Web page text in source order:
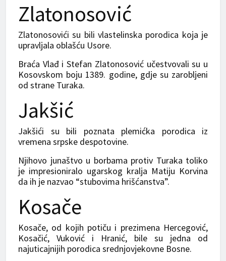
Zlatonosović
Zlatonosovići su bili vlastelinska porodica koja je
upravljala oblašću Usore.
Braća Vlađ i Stefan Zlatonosović učestvovali su u
Kosovskom boju 1389. godine, gdje su zarobljeni
od strane Turaka.
Jakšić
Jakšići su bili poznata plemićka porodica iz
vremena srpske despotovine.
Njihovo junaštvo u borbama protiv Turaka toliko
je impresioniralo ugarskog kralja Matiju Korvina
da ih je nazvao “stubovima hrišćanstva”.
Kosače
Kosače, od kojih potiču i prezimena Hercegović,
Kosačić, Vuković i Hranić, bile su jedna od
najuticajnijih porodica srednjovjekovne Bosne.